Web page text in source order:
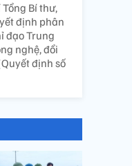
Bí thư,
định phân
đạo Trung
nghệ, đổi
định số